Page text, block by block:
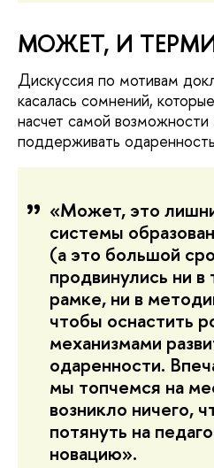
МОЖЕТ, И
Дискуссия по мотивам
касалась сомнений,
насчет самой
поддерживать
«Может, это
системы
(а это большой
продвинулись ни
рамке, ни в
чтобы оснастить
механизмами
одаренности.
мы топчемся на
возникло ничего,
потянуть на
новацию».